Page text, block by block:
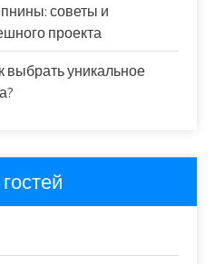
советы и
проекта
выбрать уникальное